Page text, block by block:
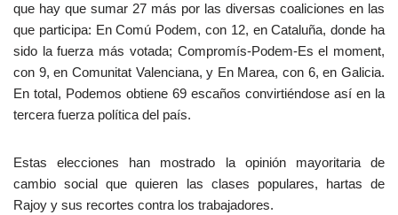
que hay que sumar 27 más por las diversas coaliciones en las
que participa: En Comú Podem, con 12, en Cataluña, donde ha
sido la fuerza más votada; Compromís-Podem-Es el moment,
con 9, en Comunitat Valenciana, y En Marea, con 6, en Galicia.
En total, Podemos obtiene 69 escaños convirtiéndose así en la
tercera fuerza política del país.
Estas elecciones han mostrado la opinión mayoritaria de
cambio social que quieren las clases populares, hartas de
Rajoy y sus recortes contra los trabajadores.